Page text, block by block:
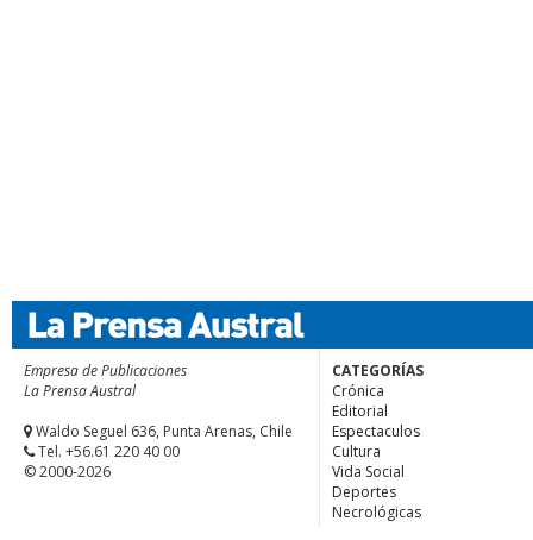
Empresa de Publicaciones
La Prensa Austral
Waldo Seguel 636, Punta Arenas, Chile
Tel. +56.61 220 40 00
© 2000-2026
CATEGORÍAS
Crónica
Editorial
Espectaculos
Cultura
Vida Social
Deportes
Necrológicas